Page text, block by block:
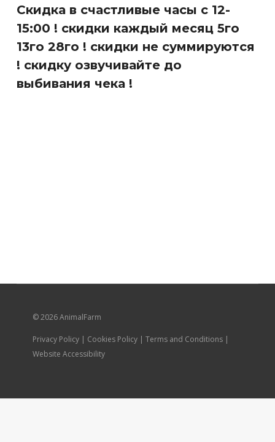
Скидка в счастливые часы с 12-
15:00 ! скидки каждый месяц 5го
13го 28го ! скидки не суммируются
! скидку озвучивайте до
выбивания чека !
© 2026 AnimalFarm
Privacy Policy | Cookies Policy | Terms and Conditions |
Website Accessibility